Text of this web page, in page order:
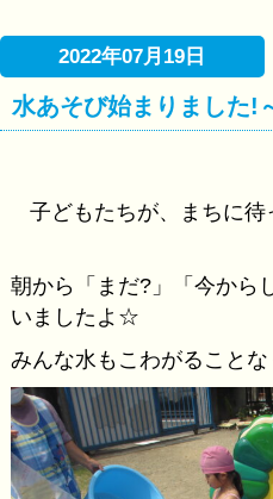
2022年07月19日
水あそび始まりました!
子どもたちが、まちに
朝から「まだ?」「今から
いましたよ☆
みんな水もこわがること